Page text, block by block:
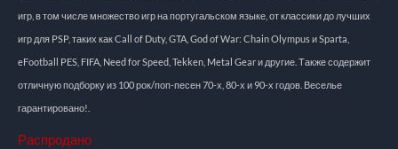
игр, в том числе множество игр на португальском языке, от классики до лучших
игр для PSP, таких как Call of Duty, GTA, God of War: Chain Olympus и Sparta,
eFootball PES, FIFA, Need for Speed, Tekken, Metal Gear и другие. Также содержит
отличную подборку из 100 рок/поп-песен 70-х, 80-х и 90-х годов. Веселье
гарантировано!.
Распродано